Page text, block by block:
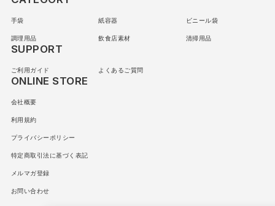
手袋 紙容器 ビニール袋
調理用品 飲食店素材 清掃用品
SUPPORT
ご利用ガイド よくあるご質問
ONLINE STORE
会社概要
利用規約
プライバシーポリシー
特定商取引法に基づく表記
メルマガ登録
お問い合わせ